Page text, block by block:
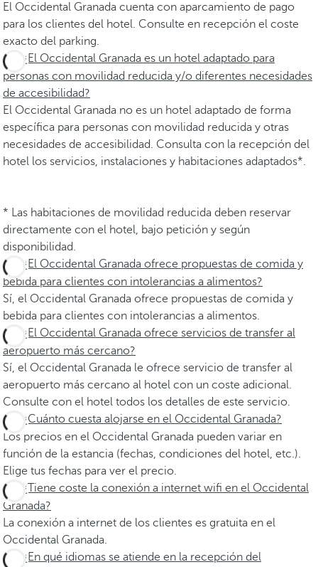
El Occidental Granada cuenta con aparcamiento de pago
para los clientes del hotel. Consulte en recepción el coste
exacto del parking.
¿El Occidental Granada es un hotel adaptado para
personas con movilidad reducida y/o diferentes necesidades
de accesibilidad?
El Occidental Granada no es un hotel adaptado de forma
específica para personas con movilidad reducida y otras
necesidades de accesibilidad. Consulta con la recepción del
hotel los servicios, instalaciones y habitaciones adaptados*.
* Las habitaciones de movilidad reducida deben reservar
directamente con el hotel, bajo petición y según
disponibilidad.
¿El Occidental Granada ofrece propuestas de comida y
bebida para clientes con intolerancias a alimentos?
Sí, el Occidental Granada ofrece propuestas de comida y
bebida para clientes con intolerancias a alimentos.
¿El Occidental Granada ofrece servicios de transfer al
aeropuerto más cercano?
Sí, el Occidental Granada le ofrece servicio de transfer al
aeropuerto más cercano al hotel con un coste adicional.
Consulte con el hotel todos los detalles de este servicio.
¿Cuánto cuesta alojarse en el Occidental Granada?
Los precios en el Occidental Granada pueden variar en
función de la estancia (fechas, condiciones del hotel, etc.).
Elige tus fechas para ver el precio.
¿Tiene coste la conexión a internet wifi en el Occidental
Granada?
La conexión a internet de los clientes es gratuita en el
Occidental Granada.
¿En qué idiomas se atiende en la recepción del